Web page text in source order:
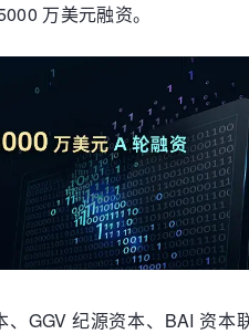
万美元融资。
、GGV 纪源资本、BAI 资本